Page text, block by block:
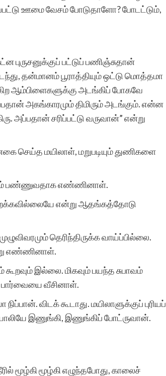
ஊமை வேசம் போடுதாளோ? போடட்டும்,
பட்டுப் பணிஞ்சுதான்
தன்மானம் பூராத்தியும் ஒட்டு மொத்தமா
ஆம்பிளைகளுக்கு அடங்கிப் போகவே
அகங்காரமும் திமிரும் அடங்கும். என்ன
அப்பதான் சரிப்பட்டு வருவான்” என்று
செய்த மயிலாள், மறுபடியும் துணிகளை
பண்ணுவதாக எண்ணினாள்.
என்று ஆதங்கத்தோடு
தெரிந்திருக்க வாய்ப்பில்லை.
எண்ணினாள்.
கூறவும் இல்லை. மிகவும் பயந்த சுபாவம்
பார்வையை வீசினாள்.
விடக் கூடாது. மயிலாளுக்குப் புரியப்
இணுங்கி, இணுங்கிப் போட்ருவான்.
மூழ்கி மூழ்கி எழுந்தபோது, காலைச்
நெகிழச்செய்கிறது. தங்கள்
வாழ்த்துகள்.